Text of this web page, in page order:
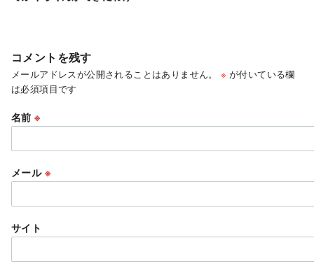
コメントを残す
メールアドレスが公開されることはありません。 ※ が付いている欄
は必須項目です
名前※
メール ※
サイト